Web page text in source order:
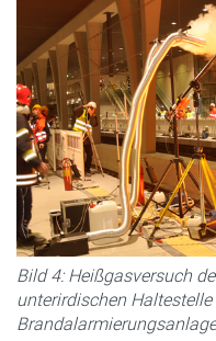
Bild 4: Heißgasversuch
unterirdischen
Brandalarmierungsanlage